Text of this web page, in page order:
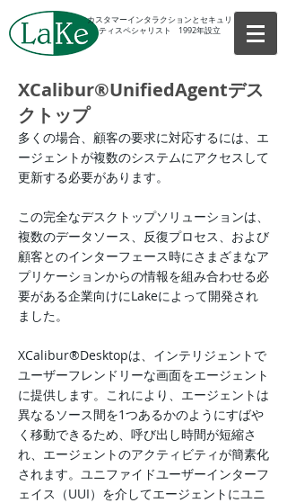
カスタマーインタラクションとセキュリ
ティスペシャリスト 1992年設立
XCalibur®UnifiedAgentデス
クトップ
多くの場合、顧客の要求に対応するには、エ
ージェントが複数のシステムにアクセスして
更新する必要があります。
この完全なデスクトップソリューションは、
複数のデータソース、反復プロセス、および
顧客とのインターフェース時にさまざまなア
プリケーションからの情報を組み合わせる必
要がある企業向けにLakeによって開発され
ました。
XCalibur®Desktopは、インテリジェントで
ユーザーフレンドリーな画面をエージェント
に提供します。これにより、エージェントは
異なるソース間を1つあるかのようにすばや
く移動できるため、呼び出し時間が短縮さ
れ、エージェントのアクティビティが簡素化
されます。ユニファイドユーザーインターフ
ェイス（UUI）を介してエージェントにユニ